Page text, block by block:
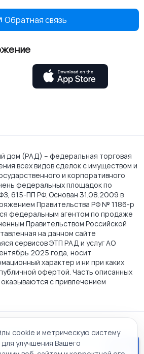
Обратная связь
дом (РАД) – федеральная торговая
всех видов сделок с имуществом и
и корпоративного
федеральных площадок по
615-ПП РФ. Основан 31.08.2009 в
Правительства РФ № 1186-р
федеральным агентом по продаже
Правительством Российской
на данном сайте
сервисов ЭТП РАД и услуг АО
2025 года, носит
характер и ни при каких
офертой. Часть описанных
оказываются с привлечением
обработки персональных
cookie и метрическую систему
улучшения Вашего